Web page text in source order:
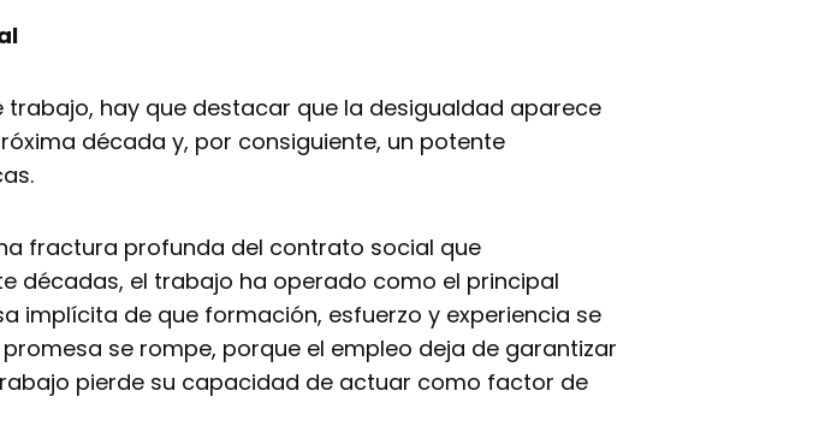
hay que destacar que la desigualdad aparece
década y, por consiguiente, un potente
fractura profunda del contrato social que
décadas, el trabajo ha operado como el principal
implícita de que formación, esfuerzo y experiencia se
se rompe, porque el empleo deja de garantizar
pierde su capacidad de actuar como factor de